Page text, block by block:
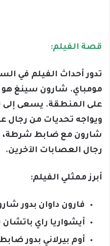
قصة الفيلم:
تدور أحداث الفيلم في
مومباي. شارون سينغ
على المنطقة. يسعى إلى
ويواجه تحديات من رجال
شارون مع ضابط شرطة،
رجال العصابات الآخرين.
أبرز ممثلي الفيلم:
فارون داوان بدور
أيشواريا راي باتشان
أوم بيرلاني بدور